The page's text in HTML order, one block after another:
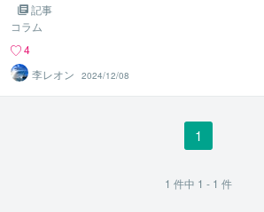
記事
コラム
4
李レオン
2024/12/08
1
1 件中 1 - 1 件